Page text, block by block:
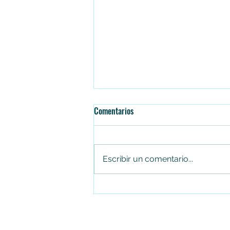
Falleció el senador Miguel Uribe
Comentarios
Escribir un comentario...